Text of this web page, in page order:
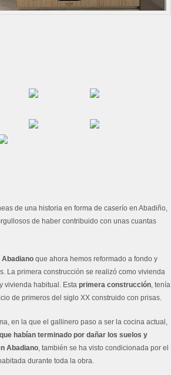
de una historia en forma de caserío en Abadiño,
de haber contribuido con unas cuantas
que ahora hemos reformado a fondo y
La primera construcción se realizó como vivienda
vivienda habitual. Esta primera construcción, tenía
de primeros del siglo XX construido con prisas.
en la que el gallinero paso a ser la cocina actual,
habían terminado por dañar los suelos y
Abadiano, también se ha visto condicionada por el
durante toda la obra.